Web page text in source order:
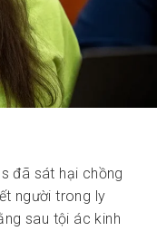
đã sát hại chồng
người trong ly
sau tội ác kinh